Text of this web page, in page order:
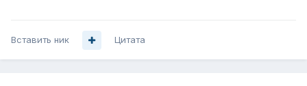
Вставить ник Цитата